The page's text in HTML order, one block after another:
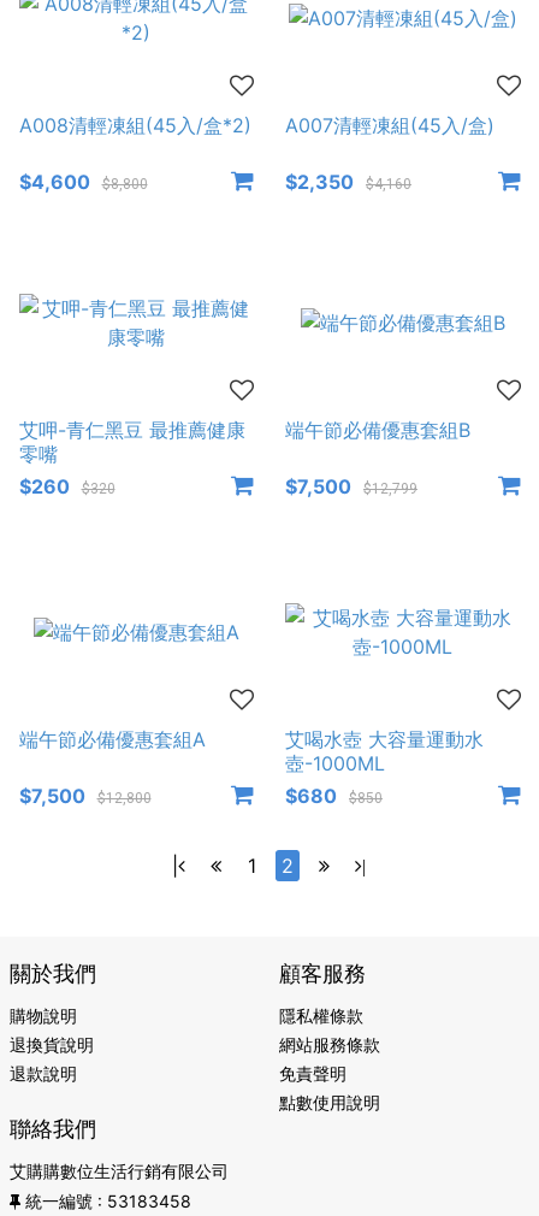
A008清輕凍組(45入/盒*2)
$4,600 $8,800
A007清輕凍組(45入/盒)
$2,350 $4,160
艾呷-青仁黑豆 最推薦健康
零嘴
$260
$320
端午節必備優惠套組B
$7,500 $12,799
端午節必備優惠套組A
$7,500 $12,800
艾喝水壺 大容量運動水
壺-1000ML
$680
$850
| 1 2 |
關於我們
購物說明
退換貨說明
退款說明
顧客服務
隱私權條款
網站服務條款
免責聲明
點數使用說明
聯絡我們
艾購購數位生活行銷有限公司
統一編號 : 53183458